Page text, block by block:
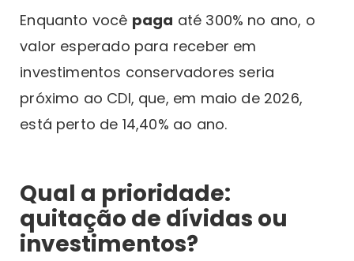
Enquanto você paga até 300% no ano, o
valor esperado para receber em
investimentos conservadores seria
próximo ao CDI, que, em maio de 2026,
está perto de 14,40% ao ano.
Qual a prioridade:
quitação de dívidas ou
investimentos?